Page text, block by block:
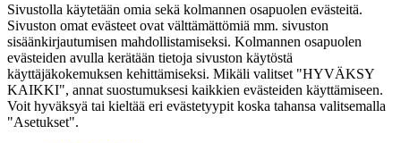
Sivustolla käytetään omia sekä kolmannen osapuolen evästeitä.
Sivuston omat evästeet ovat välttämättömiä mm. sivuston
sisäänkirjautumisen mahdollistamiseksi. Kolmannen osapuolen
evästeiden avulla kerätään tietoja sivuston käytöstä
käyttäjäkokemuksen kehittämiseksi. Mikäli valitset "HYVÄKSY
KAIKKI", annat suostumuksesi kaikkien evästeiden käyttämiseen.
Voit hyväksyä tai kieltää eri evästetyypit koska tahansa valitsemalla
"Asetukset".